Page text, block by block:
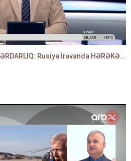
Moskvadan Paşinyana XƏBƏRDARLIQ: Rusiya İrəvanda HƏRƏKƏTƏ KEÇDİ - TAMİLLA QULAMİ danışır